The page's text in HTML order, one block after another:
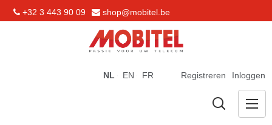
+32 3 443 90 09 shop@mobitel.be
Registreren Inloggen
NL EN FR